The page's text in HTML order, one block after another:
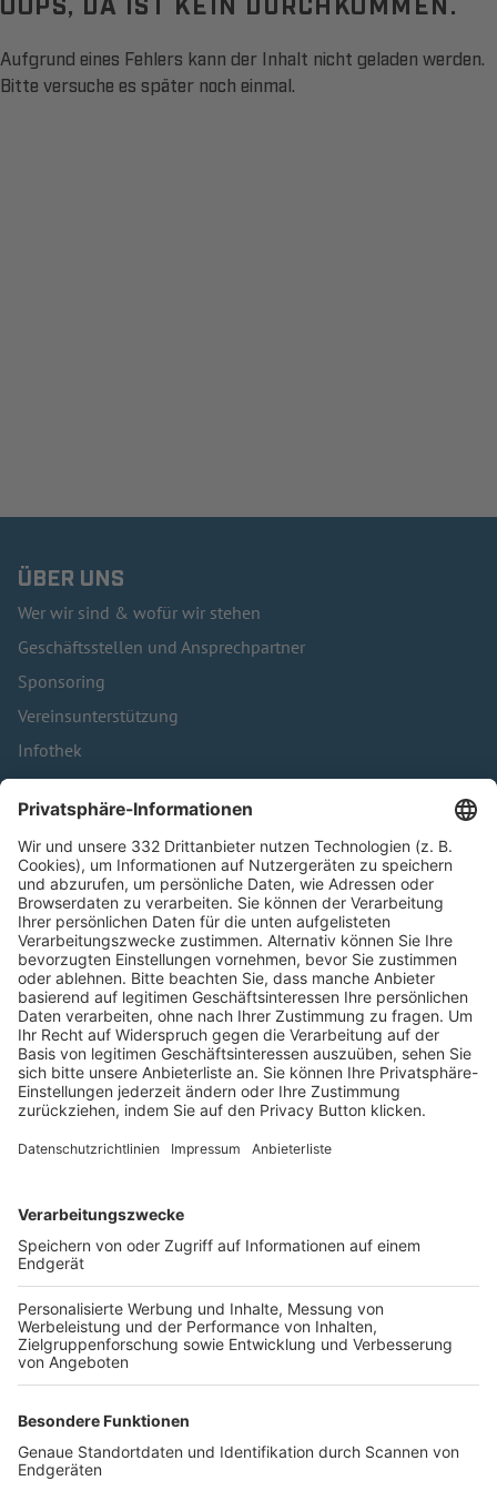
Aufgrund eines Fehlers kann der Inhalt nicht geladen werden.
Bitte versuche es später noch einmal.
ÜBER UNS
Wer wir sind & wofür wir stehen
Geschäftsstellen und Ansprechpartner
Sponsoring
Vereinsunterstützung
Infothek
Kontakt
HÄUFIG BESUCHTE SEITEN
Pässe und Vereinswechsel
Trainerausbildung
Schulungsangebot Vereinsmitarbeiter
BFV-Geschäftsstellen
Trainerbörse
Login SpielPlus
FOLGE DEM BFV
TOP-VEREINE
TOP-PARTNER